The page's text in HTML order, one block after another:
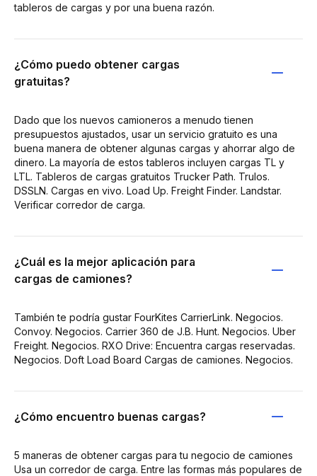
tableros de cargas y por una buena razón.
¿Cómo puedo obtener cargas
gratuitas?
Dado que los nuevos camioneros a menudo tienen
presupuestos ajustados, usar un servicio gratuito es una
buena manera de obtener algunas cargas y ahorrar algo de
dinero. La mayoría de estos tableros incluyen cargas TL y
LTL. Tableros de cargas gratuitos Trucker Path. Trulos.
DSSLN. Cargas en vivo. Load Up. Freight Finder. Landstar.
Verificar corredor de carga.
¿Cuál es la mejor aplicación para
cargas de camiones?
También te podría gustar FourKites CarrierLink. Negocios.
Convoy. Negocios. Carrier 360 de J.B. Hunt. Negocios. Uber
Freight. Negocios. RXO Drive: Encuentra cargas reservadas.
Negocios. Doft Load Board Cargas de camiones. Negocios.
¿Cómo encuentro buenas cargas?
5 maneras de obtener cargas para tu negocio de camiones
Usa un corredor de carga. Entre las formas más populares de